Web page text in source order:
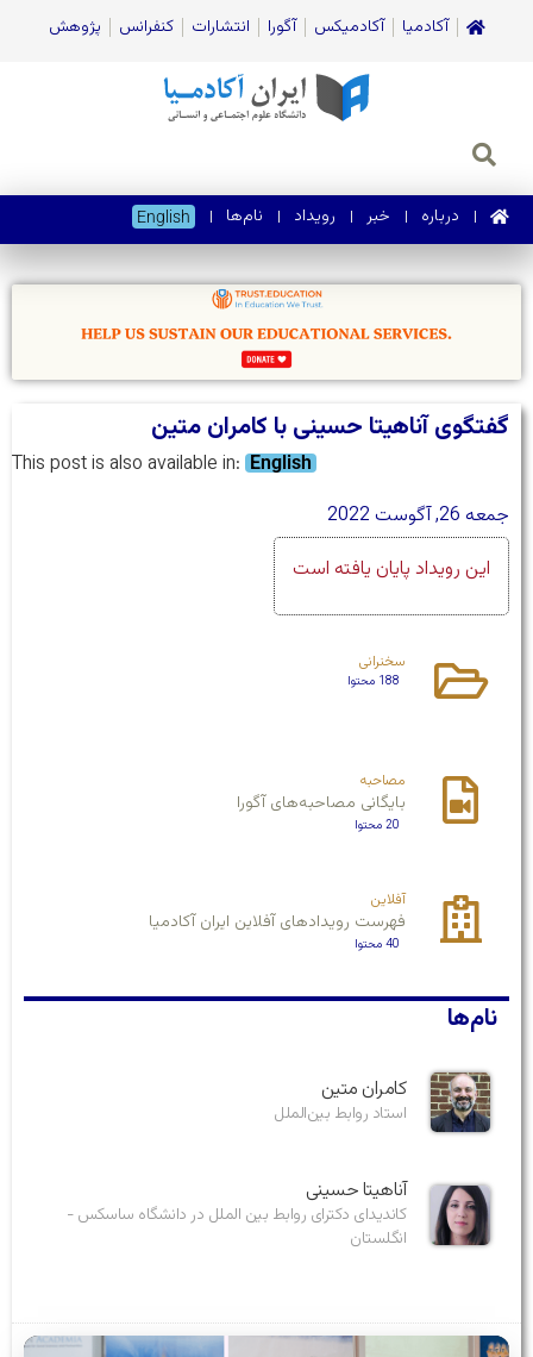
آکادمیا آکادمیکس آگورا انتشارات کنفرانس پژوهش
درباره خبر رویداد نام‌ها English
گفتگوی آناهیتا حسینی با کامران متین
This post is also available in: English
جمعه 26, آگوست 2022
این رویداد پایان یافته است
سخنرانی
188 محتوا
مصاحبه
بایگانی مصاحبه‌های آگورا
20 محتوا
آفلاین
فهرست رویدادهای آفلاین ایران آکادمیا
40 محتوا
نام‌ها
کامران متین
استاد روابط بین‌الملل
آناهیتا حسینی
کاندیدای دکترای روابط بین الملل در دانشگاه ساسکس -
انگلستان